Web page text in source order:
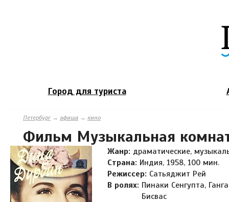
Город для туриста
Петербург→ афиша → кино
Фильм Музыкальная
Жанр: драматические,
Страна: Индия, 1958, 100 мин.
Режиссер: Сатьяджит Рей
В ролях: Пинаки Сенгупта,
Бисвас